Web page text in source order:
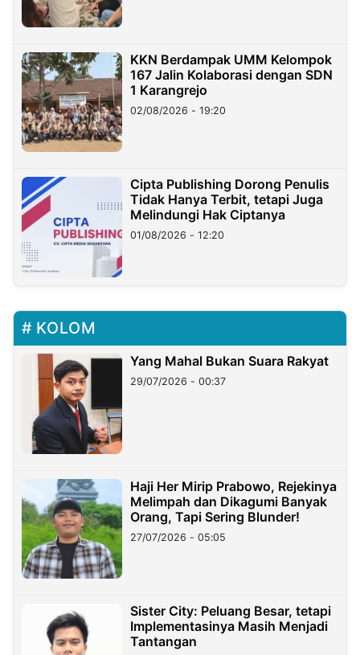
KKN Berdampak UMM Kelompok
167 Jalin Kolaborasi dengan SDN
1 Karangrejo
02/08/2026 - 19:20
Cipta Publishing Dorong Penulis
Tidak Hanya Terbit, tetapi Juga
Melindungi Hak Ciptanya
01/08/2026 - 12:20
KOLOM
Yang Mahal Bukan Suara Rakyat
29/07/2026 - 00:37
Haji Her Mirip Prabowo, Rejekinya
Melimpah dan Dikagumi Banyak
Orang, Tapi Sering Blunder!
27/07/2026 - 05:05
Sister City: Peluang Besar, tetapi
Implementasinya Masih Menjadi
Tantangan